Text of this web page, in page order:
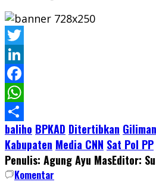
Twitter
LinkedIn
Facebook
WhatsApp
Share
baliho BPKAD Ditertibkan
Kabupaten Media CNN Sat Pol PP
Penulis: Agung Ayu MasEditor:
Komentar